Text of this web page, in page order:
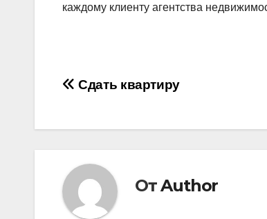
каждому клиенту агентства
Навигация
Сдать квартиру
ОтAuthor